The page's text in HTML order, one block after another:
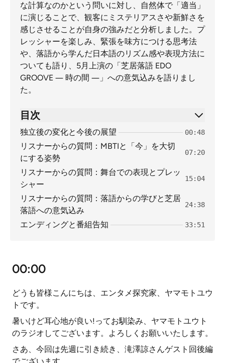
な計算なのかという問いに対し、自然体で「適当」
に演じることで、観客にミステリアスさや新鮮さを
感じさせることが自身の強みだと分析しました。プ
レッシャーを楽しみ、緊張を味方につける思考法
や、落語から学んだ日本語のリズム感や表現方法に
ついても語り、5月上演の「芝居落語 EDO
GROOVE ― 時の間 ―」への意気込みを語りまし
た。
目次
独立後の変化と今後の展望 00:48
リスナーからの質問：MBTIと「今」を大切
にする姿勢
07:20
リスナーからの質問：舞台での表現とプレッ
シャー
15:04
リスナーからの質問：落語からの学びと芝居
落語への意気込み
24:38
エンディングと番組告知 33:51
00:00
どうも皆様こんにちは、エンタメ探究家、ヤマモトユウ
トです。
暑いけど耳心地が良い!ってお馴染み、ヤマモトユウト
のラジオしてございます。よろしくお願いいたします。
さあ、今回は先週に引き続き、滝澤諒さんゲスト回後編